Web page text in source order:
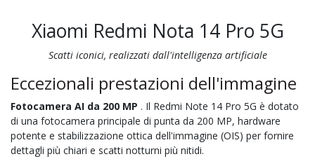
Xiaomi Redmi Nota 14 Pro 5G
Scatti iconici, realizzati dall'intelligenza artificiale
Eccezionali prestazioni dell'immagine
Fotocamera AI da 200 MP . Il Redmi Note 14 Pro 5G è dotato
di una fotocamera principale di punta da 200 MP, hardware
potente e stabilizzazione ottica dell'immagine (OIS) per fornire
dettagli più chiari e scatti notturni più nitidi.